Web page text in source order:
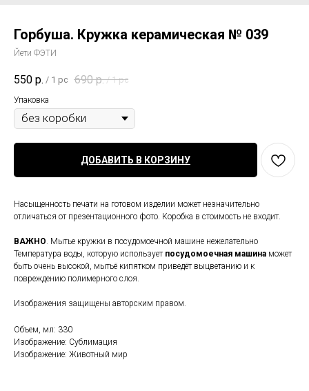
Горбуша. Кружка керамическая № 039
Йети ФЭТИ
550 р. / 1 pc 690 р. / 1 pc
Упаковка
ДОБАВИТЬ В КОРЗИНУ
Насыщенность печати на готовом изделии может незначительно
отличаться от презентационного фото. Коробка в стоимость не входит.
ВАЖНО. Мытье кружки в посудомоечной машине нежелательно
Температура воды, которую использует посудомоечная машина может
быть очень высокой, мытьё кипятком приведёт выцветанию и к
повреждению полимерного слоя.
Изображения защищены авторским правом.
Объем, мл: 330
Изображение: Сублимация
Изображение: Животный мир